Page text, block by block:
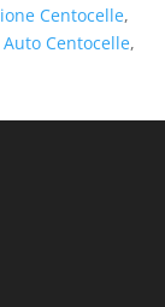
Centocelle,
Centocelle,